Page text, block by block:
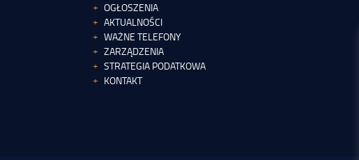
OGŁOSZENIA
AKTUALNOŚCI
WAŻNE TELEFONY
ZARZĄDZENIA
STRATEGIA PODATKOWA
KONTAKT